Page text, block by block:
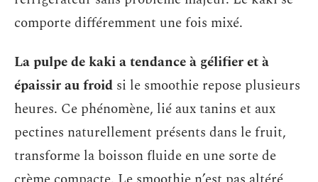
comporte différemment une fois mixé.
La pulpe de kaki a tendance à gélifier et à
épaissir au froid si le smoothie repose plusieurs
heures. Ce phénomène, lié aux tanins et aux
pectines naturellement présents dans le fruit,
transforme la boisson fluide en une sorte de